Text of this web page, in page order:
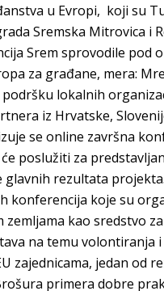
u Evropi, koji su
Sremska Mitrovica i
Srem sprovodile pod
za građane, mera:
podršku lokalnih
iz Hrvatske,
se online završna
poslužiti za
glavnih rezultata
konferencija koje su
zemljama kao sredstvo
na temu volontiranja
zajednicama, jedan od
primera dobre